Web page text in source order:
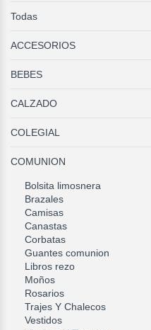
Todas
ACCESORIOS
BEBES
CALZADO
COLEGIAL
COMUNION
Bolsita limosnera
Brazales
Camisas
Canastas
Corbatas
Guantes comunion
Libros rezo
Moños
Rosarios
Trajes Y Chalecos
Vestidos